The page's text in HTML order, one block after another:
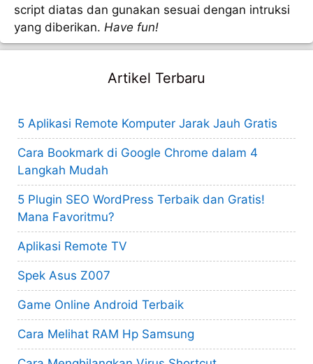
script diatas dan gunakan sesuai dengan intruksi
yang diberikan. Have fun!
Artikel Terbaru
5 Aplikasi Remote Komputer Jarak Jauh Gratis
Cara Bookmark di Google Chrome dalam 4
Langkah Mudah
5 Plugin SEO WordPress Terbaik dan Gratis!
Mana Favoritmu?
Aplikasi Remote TV
Spek Asus Z007
Game Online Android Terbaik
Cara Melihat RAM Hp Samsung